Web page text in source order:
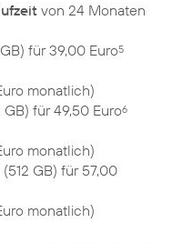
von 24 Monaten
für 39,00 Euro5
monatlich)
GB) für 49,50 Euro6
monatlich)
(512 GB) für 57,00
monatlich)